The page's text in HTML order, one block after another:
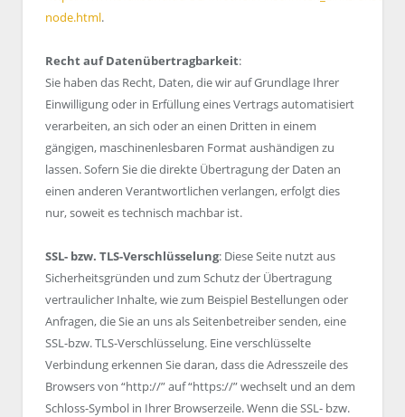
node.html.
Recht auf Datenübertragbarkeit:
Sie haben das Recht, Daten, die wir auf Grundlage Ihrer
Einwilligung oder in Erfüllung eines Vertrags automatisiert
verarbeiten, an sich oder an einen Dritten in einem
gängigen, maschinenlesbaren Format aushändigen zu
lassen. Sofern Sie die direkte Übertragung der Daten an
einen anderen Verantwortlichen verlangen, erfolgt dies
nur, soweit es technisch machbar ist.
SSL- bzw. TLS-Verschlüsselung: Diese Seite nutzt aus
Sicherheitsgründen und zum Schutz der Übertragung
vertraulicher Inhalte, wie zum Beispiel Bestellungen oder
Anfragen, die Sie an uns als Seitenbetreiber senden, eine
SSL-bzw. TLS-Verschlüsselung. Eine verschlüsselte
Verbindung erkennen Sie daran, dass die Adresszeile des
Browsers von “http://” auf “https://” wechselt und an dem
Schloss-Symbol in Ihrer Browserzeile. Wenn die SSL- bzw.